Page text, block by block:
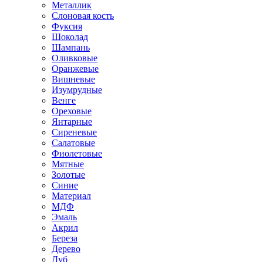
Металлик
Слоновая кость
Фуксия
Шоколад
Шампань
Оливковые
Оранжевые
Вишневые
Изумрудные
Венге
Ореховые
Янтарные
Сиреневые
Салатовые
Фиолетовые
Мятные
Золотые
Синие
Материал
МДФ
Эмаль
Акрил
Береза
Дерево
Дуб